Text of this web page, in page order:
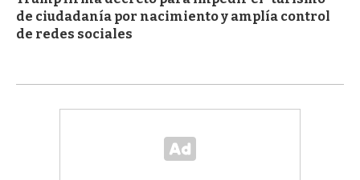
de ciudadanía por nacimiento y amplía control
de redes sociales